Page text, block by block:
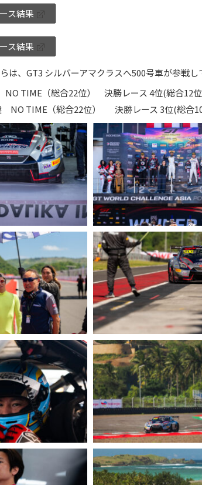
ス結果
ス結果
は、GT3 シルバーアマクラスへ500号車が参戦し
TIME（総合22位） 決勝レース 4位(総合12位
TIME（総合22位） 決勝レース 3位(総合10